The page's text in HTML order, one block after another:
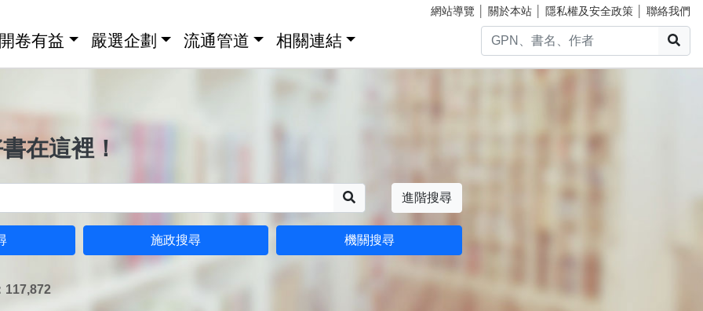
網站導覽 關於本站 隱私權及安全政策 聯絡我們
卷有益 嚴選企劃 流通管道 相關連結
在這裡！
進階搜尋
施政搜尋 機關搜尋
117,872